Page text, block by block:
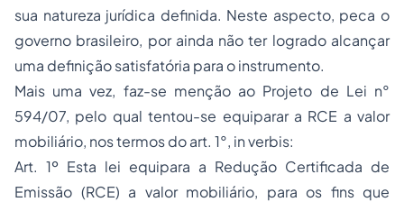
sua natureza jurídica definida. Neste aspecto, peca o
governo brasileiro, por ainda não ter logrado alcançar
uma definição satisfatória para o instrumento.
Mais uma vez, faz-se menção ao Projeto de Lei n°
594/07, pelo qual tentou-se equiparar a RCE a valor
mobiliário, nos termos do art. 1°, in verbis:
Art. 1º Esta lei equipara a Redução Certificada de
Emissão (RCE) a valor mobiliário, para os fins que